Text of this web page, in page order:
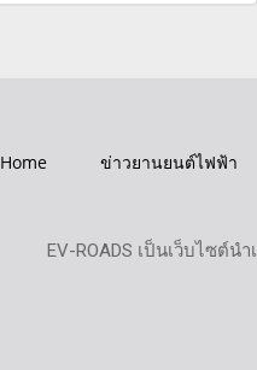
Home ข่าวยานยนต์ไฟฟ้า
EV-ROADS เป็นเว็บไซต์